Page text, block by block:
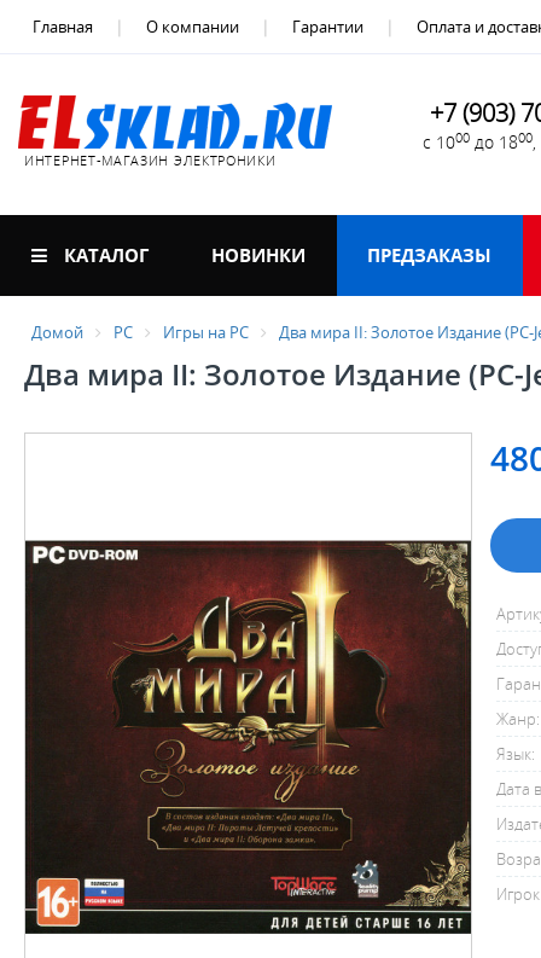
Главная О компании Гарантии Оплата и
ИНТЕРНЕТ-МАГАЗИН ЭЛЕКТРОНИКИ
+7 (903)
с 1000 до 1800
КАТАЛОГ НОВИНКИ ПРЕДЗАКАЗЫ
Домой PC Игры на PC Два мира II: Золотое Издание (PC-
Два мира II: Золотое Издание (PC-
Жанр:
Язык:
Дата